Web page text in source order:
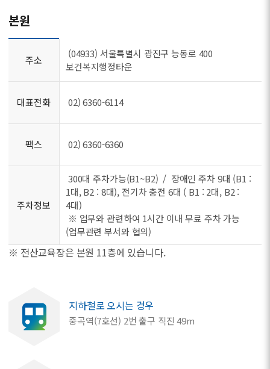
본원
주소
(04933) 서울특별시 광진구 능동로 400
보건복지행정타운
대표전화 02) 6360-6114
팩스 02) 6360-6360
주차정보
300대 주차가능(B1~B2) / 장애인 주차 9대 (B1 :
1대, B2 : 8대), 전기차 충전 6대 ( B1 : 2대, B2 :
4대)
※ 업무와 관련하여 1시간 이내 무료 주차 가능
(업무관련 부서와 협의)
※ 전산교육장은 본원 11층에 있습니다.
지하철로 오시는 경우
중곡역(7호선) 2번 출구 직진 49m